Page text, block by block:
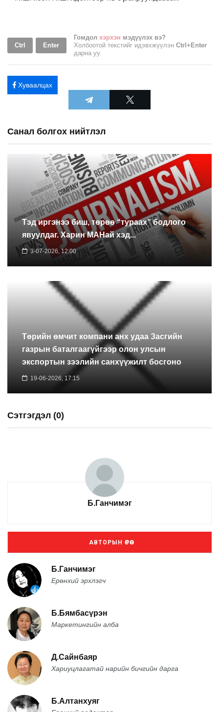
Ctrl Enter
Гомдол хэрхэн мэдүүлэх вэ?
Холбоотой текстийг идэвхжүүлэн Ctrl+Enter
дарна уу.
Хуваалцах
Санал болгох нийтлэл
Тэд иргэнээ биш, төрөө “тураах” бодлого
явуулдаг. Харин МАНай хэд...
3-07-2026, 12:00
Төрийн өмчит компани анх удаа Засгийн
газрын баталгаагүйгээр олон улсын
экспортын зээлийн санхүүжилт босгоно
19-06-2026, 17:15
Сэтгэгдэл (0)
Б.Ганчимэг
АВТОРЫН ӨРӨӨ
Б.Ганчимэг
Ерөнхий эрхлэгч
Б.Бямбасүрэн
Маркетингийн алба
Д.Сайнбаяр
Хариуцлагатай нарийн бичгийн дарга
Б.Алтанхуяг